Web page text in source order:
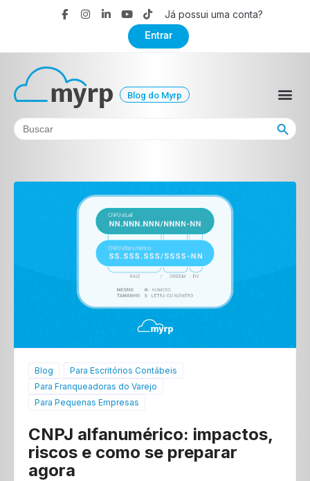
Já possui uma conta?
Entrar
Blog do Myrp
Search
for:
Search Button
Blog
Para Escritórios Contábeis
Para Franqueadoras do Varejo
Para Pequenas Empresas
CNPJ alfanumérico: impactos,
riscos e como se preparar
agora